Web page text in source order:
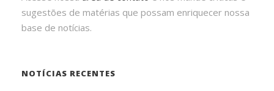
sugestões de matérias que possam enriquecer nossa
base de notícias.
NOTÍCIAS RECENTES